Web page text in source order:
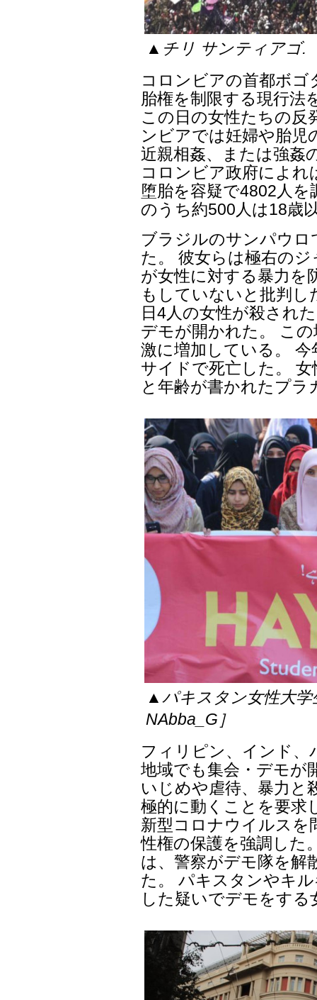
▲チリ サンティアゴ.
コロンビアの首都ボゴ
胎権を制限する現行法
この日の女性たちの反
ンビアでは妊婦や胎児
近親相姦、または強姦
コロンビア政府によれ
堕胎を容疑で4802人
のうち約500人は18歳
ブラジルのサンパウロ
た。 彼女らは極右の
が女性に対する暴力を
もしていないと批判
日4人の女性が殺され
デモが開かれた。 こ
激に増加している。
サイドで死亡した。
と年齢が書かれたプ
▲パキスタン女性大学
NAbba_G］
フィリピン、インド
地域でも集会・デモが
いじめや虐待、暴力と
極的に動くことを要求
新型コロナウイルスを
性権の保護を強調した
は、警察がデモ隊を解
た。 パキスタンやキ
した疑いでデモをする